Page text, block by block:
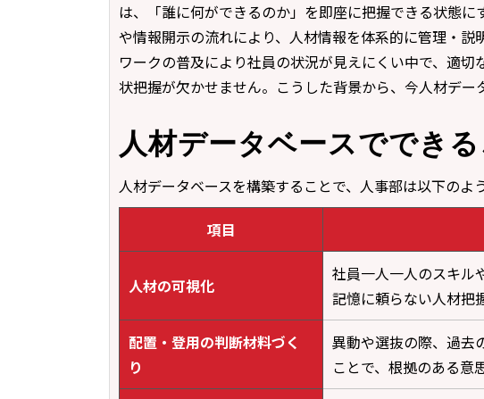
は、「誰に何ができるのか」を即座に把握できる状態
や情報開示の流れにより、人材情報を体系的に管理・説
ワークの普及により社員の状況が見えにくい中で、適
状把握が欠かせません。こうした背景から、今人材デー
人材データベースでできる
人材データベースを構築することで、人事部は以下のよ
項目
人材の可視化
社員一人一人のスキル
記憶に頼らない人材把
配置・登用の判断材料づく
り
異動や選抜の際、過去
ことで、根拠のある意